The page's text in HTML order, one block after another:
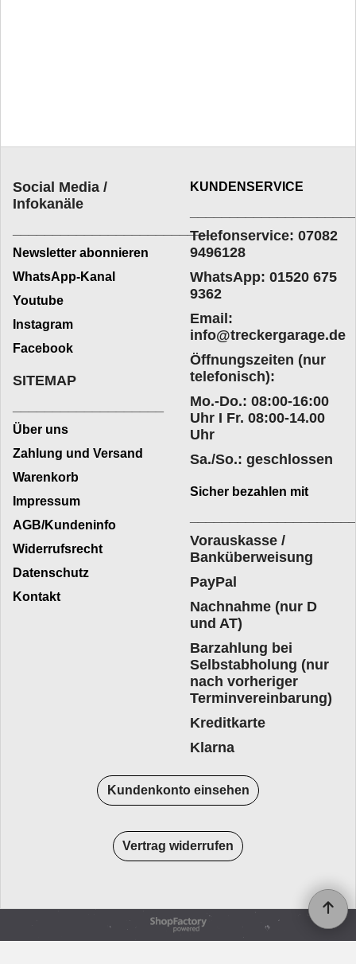
Social Media /
Infokanäle
_________________________
Newsletter abonnieren
WhatsApp-Kanal
Youtube
Instagram
Facebook
KUNDENSERVICE
Telefonservice: 07082
9496128
WhatsApp: 01520 675
9362
Email:
info@treckergarage.de
Öffnungszeiten (nur
telefonisch):
Mo.-Do.: 08:00-16:00
Uhr I Fr. 08:00-14.00
Uhr
Sa./So.: geschlossen
SITEMAP
Über uns
Zahlung und Versand
Warenkorb
Impressum
AGB/Kundeninfo
Widerrufsrecht
Datenschutz
Kontakt
Sicher bezahlen mit
Vorauskasse /
Banküberweisung
PayPal
Nachnahme (nur D
und AT)
Barzahlung bei
Selbstabholung (nur
nach vorheriger
Terminvereinbarung)
Kreditkarte
Klarna
Kundenkonto einsehen
Vertrag widerrufen
WebShop erstellt mit
ShopFactory Shop